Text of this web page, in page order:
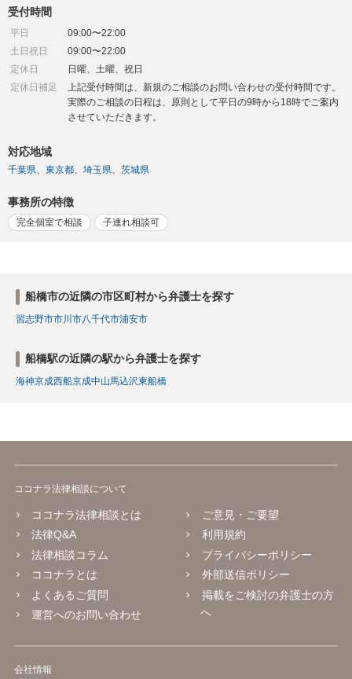
受付時間
平日
09:00〜22:00
土日祝日
09:00〜22:00
定休日
日曜、土曜、祝日
定休日補足
上記受付時間は、新規のご相談のお問い合わせの受付時間です。
実際のご相談の日程は、原則として平日の9時から18時でご案内
させていただきます。
対応地域
千葉県 東京都 埼玉県 茨城県
事務所の特徴
完全個室で相談 子連れ相談可
船橋市の近隣の市区町村から弁護士を探す
習志野市市川市八千代市浦安市
船橋駅の近隣の駅から弁護士を探す
海神京成西船京成中山馬込沢東船橋
ココナラ法律相談について
ココナラ法律相談とは
法律Q&A
法律相談コラム
ココナラとは
よくあるご質問
運営へのお問い合わせ
ご意見・ご要望
利用規約
プライバシーポリシー
外部送信ポリシー
掲載をご検討の弁護士の方
へ
会社情報